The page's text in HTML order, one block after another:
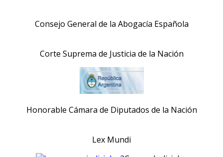
Consejo General de la Abogacía Española
Corte Suprema de Justicia de la Nación
Honorable Cámara de Diputados de la Nación
Lex Mundi